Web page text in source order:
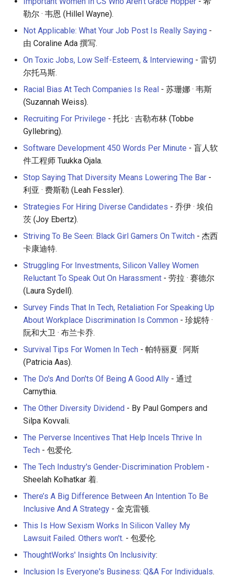
勒尔 · 韦恩 (Hillel Wayne).
Not Applicable: What Your Job Post Is Really Saying -
由 Coraline Ada 撰写.
On Toxic Jobs, Low Self-Esteem, & Interviewing - 雷切
尔托马斯.
Racial Bias At Tech Companies Is Real - 苏珊娜 · 韦斯
(Suzannah Weiss).
Recruiting For Privilege - 托比 · 吉勒布林 (Tobbe
Gyllebring).
Software Development 450 Words Per Minute - 盲人软
件工程师 Tuukka Ojala.
Stop Saying That Diversity Means Lowering The Bar -
利亚 · 费斯勒 (Leah Fessler).
Strategies For Hiring Diverse Candidates - 乔伊 · 埃伯
茨 (Joy Ebertz).
Striving To Be Seen: Black Girl Gamers On Twitch - 杰西
卡康迪特.
Struggling For Investments, Silicon Valley Women
Reluctant To Speak Out On Harassment - 劳拉 · 赛德尔
(Laura Sydell).
Survey Finds That In Tech, Retaliation For Speaking Up
About Workplace Discrimination Is Common - 珍妮特 ·
阮和大卫 · 布兰卡乔.
Survival Tips For Women In Tech - 帕特丽夏 · 阿斯
(Patricia Aas).
The Do's And Don'ts Of Being A Good Ally - 通过
Carnythia.
The Other Diversity Dividend - By Paul Gompers and
Silpa Kovvali.
The Perverse Incentives That Help Incels Thrive In
Tech - 包爱伦.
The Tech Industry's Gender-Discrimination Problem -
Sheelah Kolhatkar 着.
There’s A Big Difference Between An Intention To Be
Inclusive And A Strategy - 金克雷顿.
This Is How Sexism Works In Silicon Valley My
Lawsuit Failed. Others won't. - 包爱伦.
ThoughtWorks' Insights On Inclusivity:
Inclusion Is Everyone's Business: Q&A For Individuals.